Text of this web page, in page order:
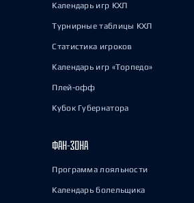
Календарь игр КХЛ
Турнирные таблицы КХЛ
Статистика игроков
Календарь игр «Торпедо»
Плей-офф
Кубок Губернатора
ФАН-ЗОНА
Программа лояльности
Календарь болельщика